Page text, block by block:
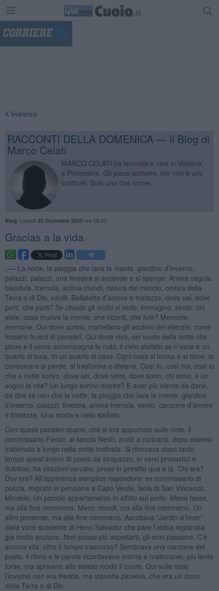
Indietro
RACCONTI DELLA DOMENICA — il Blog di
Marco Celati
MARCO CELATI ha lavorato e vive in Valdera,
a Pontedera. Gli piace scrivere, ma non è uno
scrittore. Solo uno che scrive.
Blog Lunedì 25 Dicembre 2023ore 08:00
Gracias a la vida
. — La notte, la pioggia che lava la mente, giardino d’inverno,
palazzi, palazzi, una finestra si accende e si spenge. Anima vagula,
blandula, tremula, anima mundi, natura del mondo, ombra della
Terra o di Dio, vacilli. Ballatetta d’amore e tristezze, dove vai, dove
porti, che porti? Se chiudo gli occhi vi vedo, immagino, sento: chi
siete, cosa muove la mente, che ricordi, che fole? Memorie,
memorie. Qui dove scrivo, martellano gli acufeni del silenzio, come
fossero fruscii di pensieri. Qui dove vivo, nel vuoto della notte che
piove e il vento accompagna le nubi, il cielo stellato se n’esce e un
quarto di luna. In un quarto di casa. Ogni cosa si forma e si tiene, si
consuma e si perde, si trasforma e diviene. Così tu, così noi, così io
che a notte scrivo, dove sei, dove siete, dove sono, chi sono, è un
sogno la vita? Un lungo sonno morire? E aver più niente da darvi,
da dire se non che la notte, la pioggia che lava la mente, giardino
d’inverno, palazzi, finestra, anima tremula, vento, canzone d’amore
e tristezze, luna storta e cielo stellato.
Con questi pensieri sparsi, che si era appuntato sulle note, il
commissario Favati, al secolo Nedo, andò a coricarsi, dopo essersi
trattenuto a lungo nella notte inoltrata. Si ritrovava dopo tanto
tempo quest’animo di poeta da strapazzo, in versi prosastici e
dubitosi, fra citazioni cercate, prese in prestito qua e là. Chi era?
Dov’era? All’apparenza semplice rispondere: ex commissario di
polizia, migrato in pensione a Capo Verde, isola di San Vincenzo,
Mindelo. Un piccolo appartamento in affitto sul porto. Meno tasse,
ma alla fine nemmeno. Meno ricordi, ma alla fine nemmeno. Un
altro presente, ma alla fine nemmeno. Ascoltava “Jardin d’hiver”
dalla voce suadente di Henri Salvador che pare l’abbia registrata
già molto anziano. Non posso più aspettarti, gli anni passano. C’è
ancora vita, oltre il tempo trascorso? Sembrava una canzone del
posto, il ritmo e le parole ricordavano morna e malinconie, più lente
forse, ma aprivano allo stesso modo il cuore. Qui sulle isole
l’inverno non era freddo, ma stanotte pioveva, che era un dono
della Terra o di Dio.